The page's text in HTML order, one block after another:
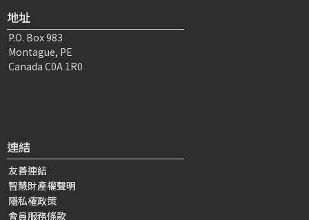
地址
P.O. Box 983
Montague, PE
Canada C0A 1R0
連結
友善連結
智慧財產權聲明
隱私權政策
會員服務條款